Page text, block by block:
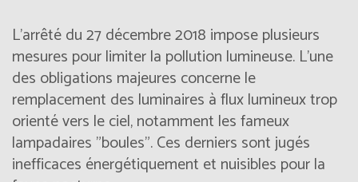
L’arrêté du 27 décembre 2018 impose plusieurs
mesures pour limiter la pollution lumineuse. L'une
des obligations majeures concerne le
remplacement des luminaires à flux lumineux trop
orienté vers le ciel, notamment les fameux
lampadaires "boules". Ces derniers sont jugés
inefficaces énergétiquement et nuisibles pour la